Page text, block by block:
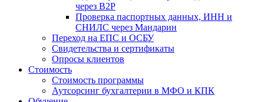
через B2P
Проверка паспортных данных, ИНН и
СНИЛС через Мандарин
Переход на ЕПС и ОСБУ
Свидетельства и сертификаты
Опросы клиентов
Стоимость
Стоимость программы
Аутсорсинг бухгалтерии в МФО и КПК